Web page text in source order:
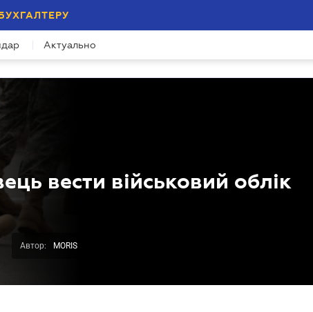
Актуально
вести військовий облік
Автор: MORIS